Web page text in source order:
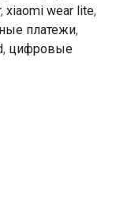
, xiaomi wear lite,
платежи,
, цифровые